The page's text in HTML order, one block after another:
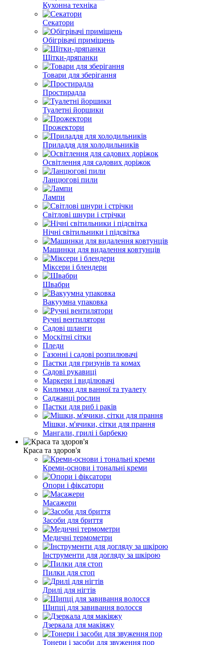
Кухонна техніка
Секатори
Обігрівачі приміщень
Щітки-дряпанки
Товари для зберігання
Простирадла
Туалетні йоршики
Прожектори
Приладдя для холодильників
Освітлення для садових доріжок
Ланцюгові пили
Лампи
Світлові шнури і стрічки
Нічні світильники і підсвітка
Машинки для видалення ковтунців
Міксери і блендери
Швабри
Вакуумна упаковка
Ручні вентилятори
Садові шланги
Москітні сітки
Пледи
Газонні і садові розпилювачі
Пастки для гризунів та комах
Садові рукавиці
Маркери і виділювачі
Килимки для ванної та туалету
Саджанці рослин
Пастки для риб і раків
Мішки, м'ячики, сітки для прання
Мангали, грилі і барбекю
Краса та здоров'я
Креми-основи і тональні креми
Опори і фіксатори
Масажери
Засоби для бриття
Медичні термометри
Інструменти для догляду за шкірою
Пилки для стоп
Дрилі для нігтів
Щипці для завивання волосся
Дзеркала для макіяжу
Тонери і засоби для звуження пор